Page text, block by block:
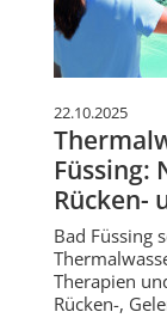
22.10.2025
Füssing:
Rücken-
Bad Füssing
Therapien
Rücken-,